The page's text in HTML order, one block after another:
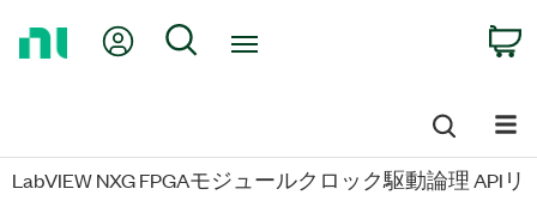
My Account
Search
LabVIEW NXG FPGAモジュールクロック駆動論理 APIリ